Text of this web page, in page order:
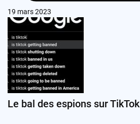
19 mars 2023
Le bal des espions sur TikTok